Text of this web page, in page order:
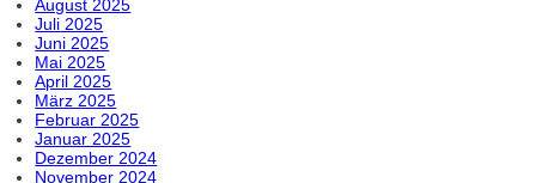
August 2025
Juli 2025
Juni 2025
Mai 2025
April 2025
März 2025
Februar 2025
Januar 2025
Dezember 2024
November 2024